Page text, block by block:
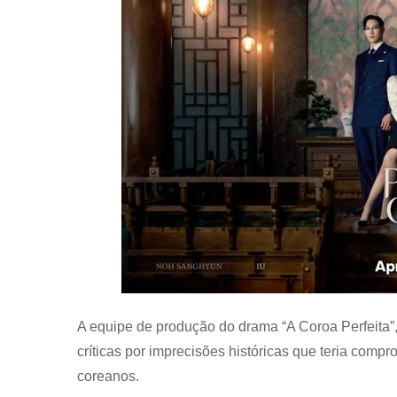
A equipe de produção do drama “A Coroa
críticas por imprecisões históricas que teria
coreanos.